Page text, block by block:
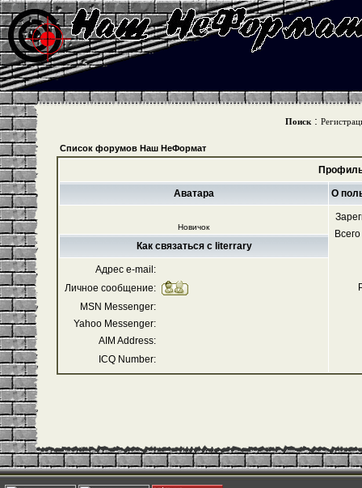
Поиск :
Список форумов Наш НеФормат
Аватара О
Новичок
Как связаться с literrary
Адрес e-mail:
Личное сообщение:
MSN Messenger:
Yahoo Messenger:
AIM Address:
ICQ Number: